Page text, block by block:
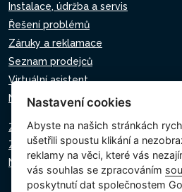
Instalace, údržba a servis
Řešení problémů
Záruky a reklamace
Seznam prodejců
Virtuální asistent
Napište nám
Zásady ochrany osobních údajů
Zásady používání souborů cookie
Nastavení cookies
Nastavení cookies
Abyste na našich stránkách
ušetřili spoustu klikání a
reklamy na věci, které vás
vás souhlas se zpracováním
poskytnutí dat společnostem